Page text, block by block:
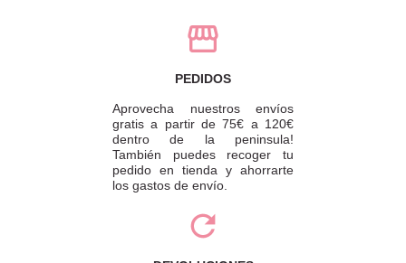
PEDIDOS
Aprovecha nuestros envíos
gratis a partir de 75€ a 120€
dentro de la peninsula!
También puedes recoger tu
pedido en tienda y ahorrarte
los gastos de envío.